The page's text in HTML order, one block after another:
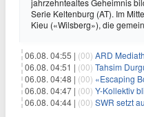
jahrzehntealtes Geheimnis
Serie Keltenburg (AT). Im
Kieu («Wilsberg»), die
06.08. 04:55 | (00) ARD Mediathek
06.08. 04:51 | (00) Tahsim
06.08. 04:48 | (00) «Escaping
06.08. 04:47 | (00) Y-Kollektiv blickt
06.08. 04:44 | (00) SWR setzt auf